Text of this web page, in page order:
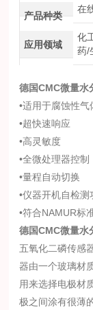
产品种类
在
应用领域
化
药/
德国CMC微量水
•适用于腐蚀性
•超快速响应
•高灵敏度
•全微处理器控制
•量程自动切换
•仪器开机自检测
•符合NAMUR标
德国CMC微量水
五氧化二磷传感
器由一个玻璃材
用来选择电极材
极之间涂有很薄